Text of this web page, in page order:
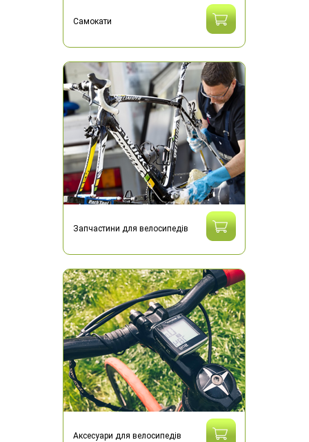
Самокати
Запчастини для велосипедів
Аксесуари для велосипедів